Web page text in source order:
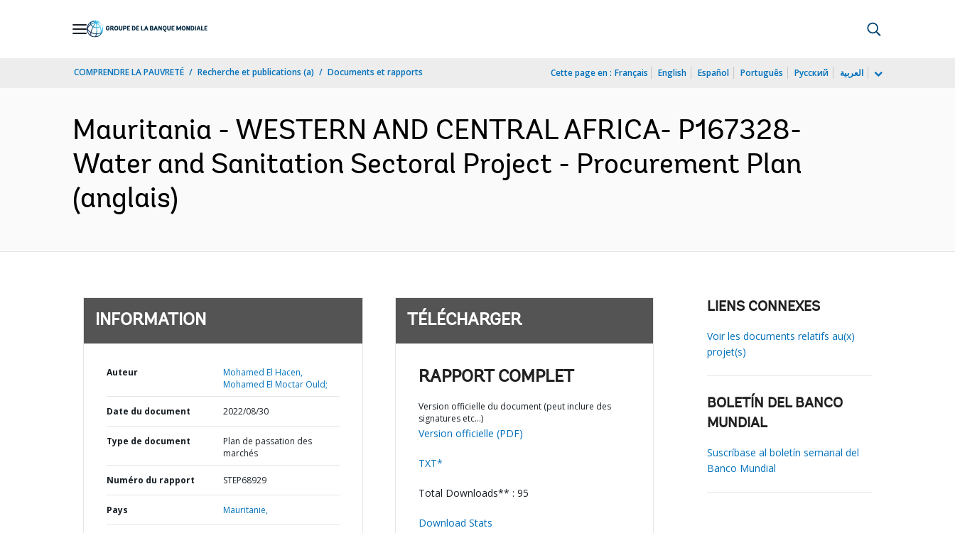
COMPRENDRE LA PAUVRETÉ Recherche et publications (a) Documents et rapports Cette page en : Français English Español Português Русский العربية
Mauritania - WESTERN AND CENTRAL AFRICA- P167328-
Water and Sanitation Sectoral Project - Procurement Plan
(anglais)
INFORMATION
Auteur
Mohamed El Hacen,
Mohamed El Moctar Ould;
Date du document 2022/08/30
Type de document
Plan de passation des
marchés
Numéro du rapport STEP68929
Pays Mauritanie,
TÉLÉCHARGER
RAPPORT COMPLET
Version officielle du document (peut inclure des
signatures etc…)
Version officielle (PDF)
TXT*
Total Downloads** : 95
Download Stats
LIENS CONNEXES
Voir les documents relatifs au(x)
projet(s)
BOLETÍN DEL BANCO
MUNDIAL
Suscríbase al boletín semanal del
Banco Mundial